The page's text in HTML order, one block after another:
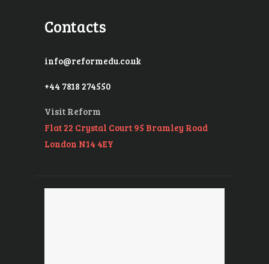
Contacts
info@reformedu.co.uk
+44 7818 274550
Visit Reform
Flat 22 Crystal Court 95 Bramley Road
London N14 4EY